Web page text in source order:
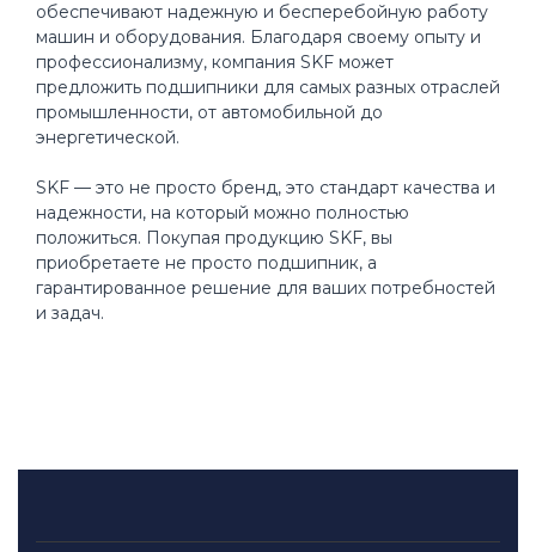
обеспечивают надежную и бесперебойную работу
машин и оборудования. Благодаря своему опыту и
профессионализму, компания SKF может
предложить подшипники для самых разных отраслей
промышленности, от автомобильной до
энергетической.
SKF — это не просто бренд, это стандарт качества и
надежности, на который можно полностью
положиться. Покупая продукцию SKF, вы
приобретаете не просто подшипник, а
гарантированное решение для ваших потребностей
и задач.